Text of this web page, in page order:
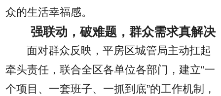
众的生活幸福感。
强联动，破难题，群众需求真解决
面对群众反映，平房区城管局主动扛起
牵头责任，联合全区各单位各部门，建立“一
个项目、一套班子、一抓到底”的工作机制，